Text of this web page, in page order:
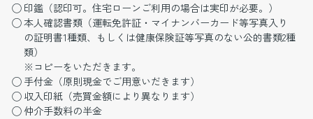
印鑑（認印可。住宅ローンご利用の場合は実印が必要。）
本人確認書類（運転免許証・マイナンバーカード等写真入り
の証明書1種類、もしくは健康保険証等写真のない公的書類2種
類）
※コピーをいただきます。
手付金（原則現金でご用意いだきます）
収入印紙（売買金額により異なります）
仲介手数料の半金